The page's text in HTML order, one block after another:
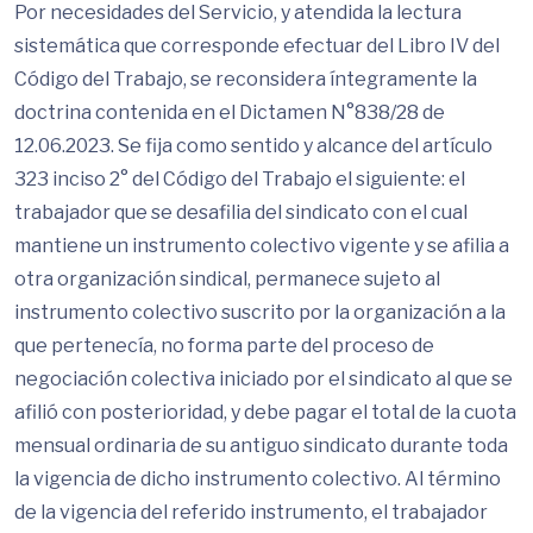
Por necesidades del Servicio, y atendida la lectura
sistemática que corresponde efectuar del Libro IV del
Código del Trabajo, se reconsidera íntegramente la
doctrina contenida en el Dictamen N°838/28 de
12.06.2023. Se fija como sentido y alcance del artículo
323 inciso 2° del Código del Trabajo el siguiente: el
trabajador que se desafilia del sindicato con el cual
mantiene un instrumento colectivo vigente y se afilia a
otra organización sindical, permanece sujeto al
instrumento colectivo suscrito por la organización a la
que pertenecía, no forma parte del proceso de
negociación colectiva iniciado por el sindicato al que se
afilió con posterioridad, y debe pagar el total de la cuota
mensual ordinaria de su antiguo sindicato durante toda
la vigencia de dicho instrumento colectivo. Al término
de la vigencia del referido instrumento, el trabajador